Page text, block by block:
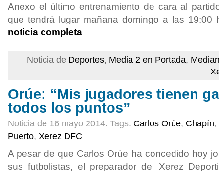
Anexo el último entrenamiento de cara al
que tendrá lugar mañana domingo a las
noticia completa
Noticia de Deportes, Media 2 en Portada,
Orúe: “Mis jugadores tienen
todos los puntos”
Noticia de 16 mayo 2014. Tags: Carlos Orúe, Chapín,
Puerto, Xerez DFC
A pesar de que Carlos Orúe ha concedido hoy
sus futbolistas, el preparador del Xerez